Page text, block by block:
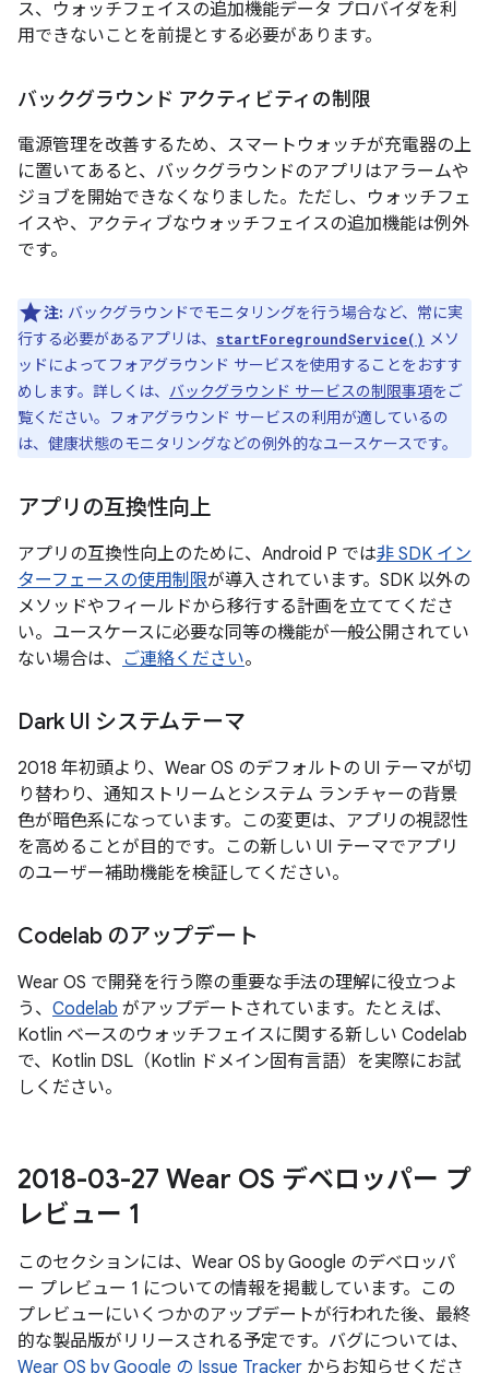
ス、ウォッチフェイスの追加機能データ プロバイダを利
用できないことを前提とする必要があります。
バックグラウンド アクティビティの制限
電源管理を改善するため、スマートウォッチが充電器の上
に置いてあると、バックグラウンドのアプリはアラームや
ジョブを開始できなくなりました。ただし、ウォッチフェ
イスや、アクティブなウォッチフェイスの追加機能は例外
です。
注: バックグラウンドでモニタリングを行う場合など、常に実
行する必要があるアプリは、
startForegroundService() メソ
ッドによってフォアグラウンド サービスを使用することをおすす
めします。詳しくは、 バックグラウンド サービスの制限事項をご
覧ください。フォアグラウンド サービスの利用が適しているの
は、健康状態のモニタリングなどの例外的なユースケースです。
アプリの互換性向上
アプリの互換性向上のために、Android P では非 SDK イン
ターフェースの使用制限が導入されています。SDK 以外の
メソッドやフィールドから移行する計画を立ててくださ
い。ユースケースに必要な同等の機能が一般公開されてい
ない場合は、 ご連絡ください。
Dark UI システムテーマ
2018 年初頭より、Wear OS のデフォルトの UI テーマが切
り替わり、通知ストリームとシステム ランチャーの背景
色が暗色系になっています。この変更は、アプリの視認性
を高めることが目的です。この新しい UI テーマでアプリ
のユーザー補助機能を検証してください。
Codelab のアップデート
Wear OS で開発を行う際の重要な手法の理解に役立つよ
う、 Codelab がアップデートされています。たとえば、
Kotlin ベースのウォッチフェイスに関する新しい Codelab
で、Kotlin DSL（Kotlin ドメイン固有言語）を実際にお試
しください。
2018-03-27 Wear OS デベロッパー プ
レビュー 1
このセクションには、Wear OS by Google のデベロッパ
ー プレビュー 1 についての情報を掲載しています。この
プレビューにいくつかのアップデートが行われた後、最終
的な製品版がリリースされる予定です。バグについては、
Wear OS by Google の Issue Tracker からお知らせくださ